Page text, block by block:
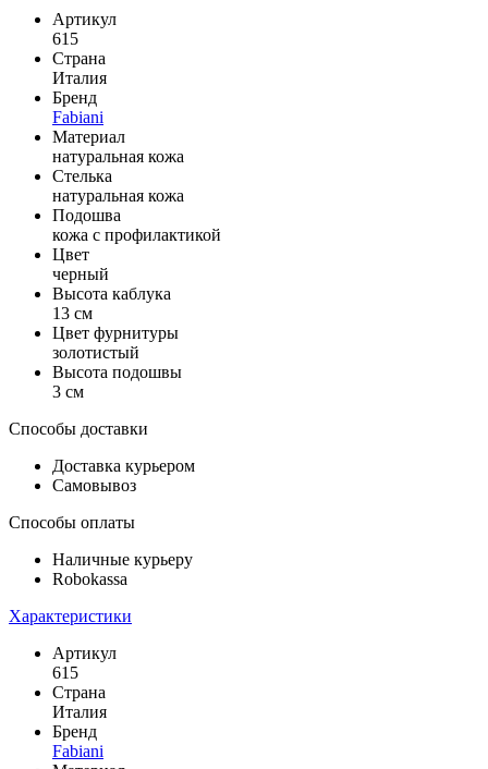
Артикул
615
Страна
Италия
Бренд
Fabiani
Материал
натуральная кожа
Стелька
натуральная кожа
Подошва
кожа с профилактикой
Цвет
черный
Высота каблука
13 см
Цвет фурнитуры
золотистый
Высота подошвы
3 см
Способы доставки
Доставка курьером
Самовывоз
Способы оплаты
Наличные курьеру
Robokassa
Характеристики
Артикул
615
Страна
Италия
Бренд
Fabiani